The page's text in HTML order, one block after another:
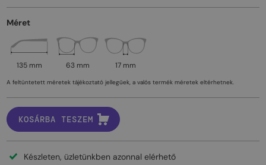
Méret
135 mm 63 mm 17 mm
A feltüntetett méretek tájékoztató jellegűek, a valós termék méretek eltérhetnek.
KOSÁRBA TESZEM
Készleten, üzletünkben azonnal elérhető